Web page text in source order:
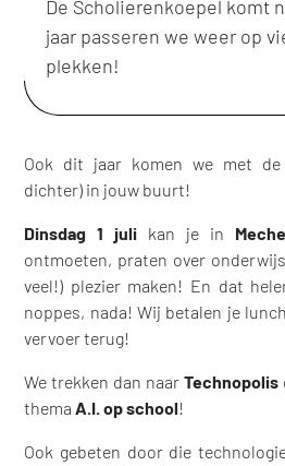
De Scholierenkoepel komt
jaar passeren we weer op
plekken!
Ook dit jaar komen we met de
dichter) in jouw buurt!
Dinsdag 1 juli kan je in
ontmoeten, praten over
veel!) plezier maken! En dat
noppes, nada! Wij betalen je
vervoer terug!
We trekken dan naarTechnopolis
thema A.I. op school!
Ook gebeten door die